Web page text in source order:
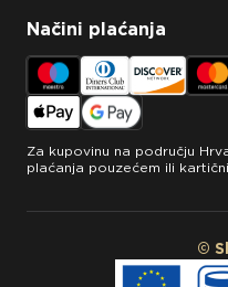
Načini plaćanja
Za kupovinu na području
plaćanja pouzećem ili
©